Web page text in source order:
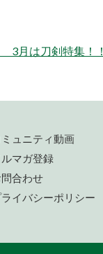
3月は刀剣特集！！
ミュニティ動画
ルマガ登録
合わせ
イバシーポリシー